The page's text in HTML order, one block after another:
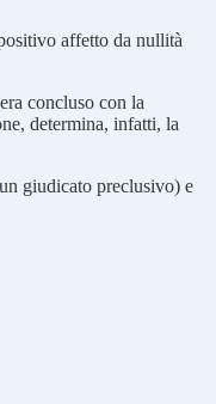
affetto da nullità
concluso con la
determina, infatti, la
giudicato preclusivo) e